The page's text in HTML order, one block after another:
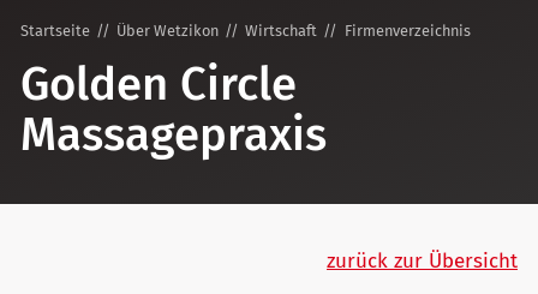
Startseite Über Wetzikon Wirtschaft Firmenverzeichnis
Golden Circle
Massagepraxis
zurück zur Übersicht